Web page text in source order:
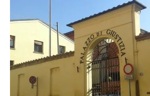
CRONACA
ITALIA
MONDO
POLITICA